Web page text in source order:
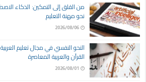
من القلق إلى التمكين: الذكاء
نحو مهنة التعليم
2026/08/06
النحو النفسي في مجال تعليم
القرآن والعربية المعاصرة
2026/08/01